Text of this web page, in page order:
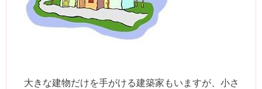
大きな建物だけを手がける建築家もいますが、小さ